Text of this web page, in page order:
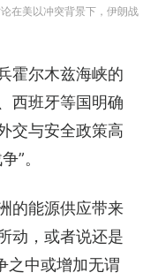
在美以冲突背景下，伊朗战
霍尔木兹海峡的
西班牙等国明确
交与安全政策高
”。
的能源供应带来
动，或者说还是
之中或增加无谓